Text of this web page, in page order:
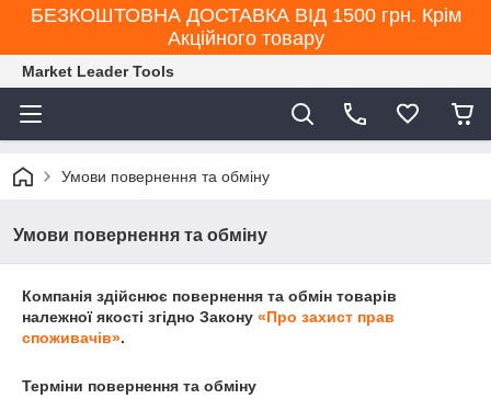
БЕЗКОШТОВНА ДОСТАВКА ВІД 1500 грн. Крім
Акційного товару
Market Leader Tools
Умови повернення та обміну
Умови повернення та обміну
Компанія здійснює повернення та обмін товарів
належної якості згідно Закону «Про захист прав
споживачів».
Терміни повернення та обміну